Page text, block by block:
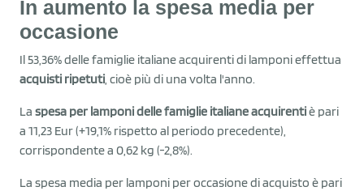
In aumento la spesa media per
occasione
Il 53,36% delle famiglie italiane acquirenti di lamponi effettua
acquisti ripetuti, cioè più di una volta l'anno.
La spesa per lamponi delle famiglie italiane acquirentiè pari
a 11,23 Eur (+19,1% rispetto al periodo precedente),
corrispondente a 0,62 kg (-2,8%).
La spesa media per lamponi per occasione di acquisto è pari